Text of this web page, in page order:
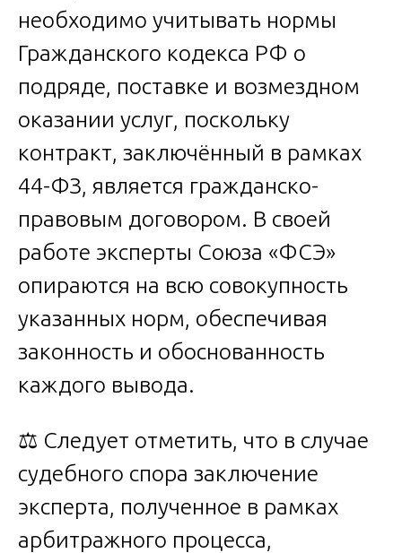
необходимо учитывать нормы
Гражданского кодекса РФ о
подряде, поставке и возмездном
оказании услуг, поскольку
контракт, заключённый в рамках
44-ФЗ, является гражданско-
правовым договором. В своей
работе эксперты Союза «ФСЭ»
опираются на всю совокупность
указанных норм, обеспечивая
законность и обоснованность
каждого вывода.
⚖️ Следует отметить, что в случае
судебного спора заключение
эксперта, полученное в рамках
арбитражного процесса,